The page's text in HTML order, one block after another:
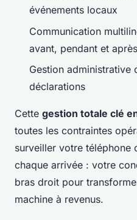
événements locaux
Communication
avant, pendant et
Gestion administrative
déclarations
Cette gestion totale clé
toutes les contraintes
surveiller votre téléphone
chaque arrivée : votre
bras droit pour
machine à revenus.